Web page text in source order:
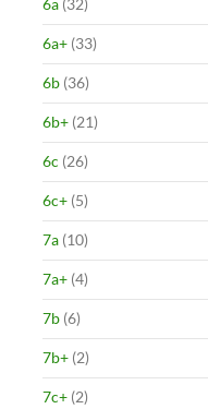
6a+ (33)
6b (36)
6b+ (21)
6c (26)
6c+ (5)
7a (10)
7a+ (4)
7b (6)
7b+ (2)
7c+ (2)